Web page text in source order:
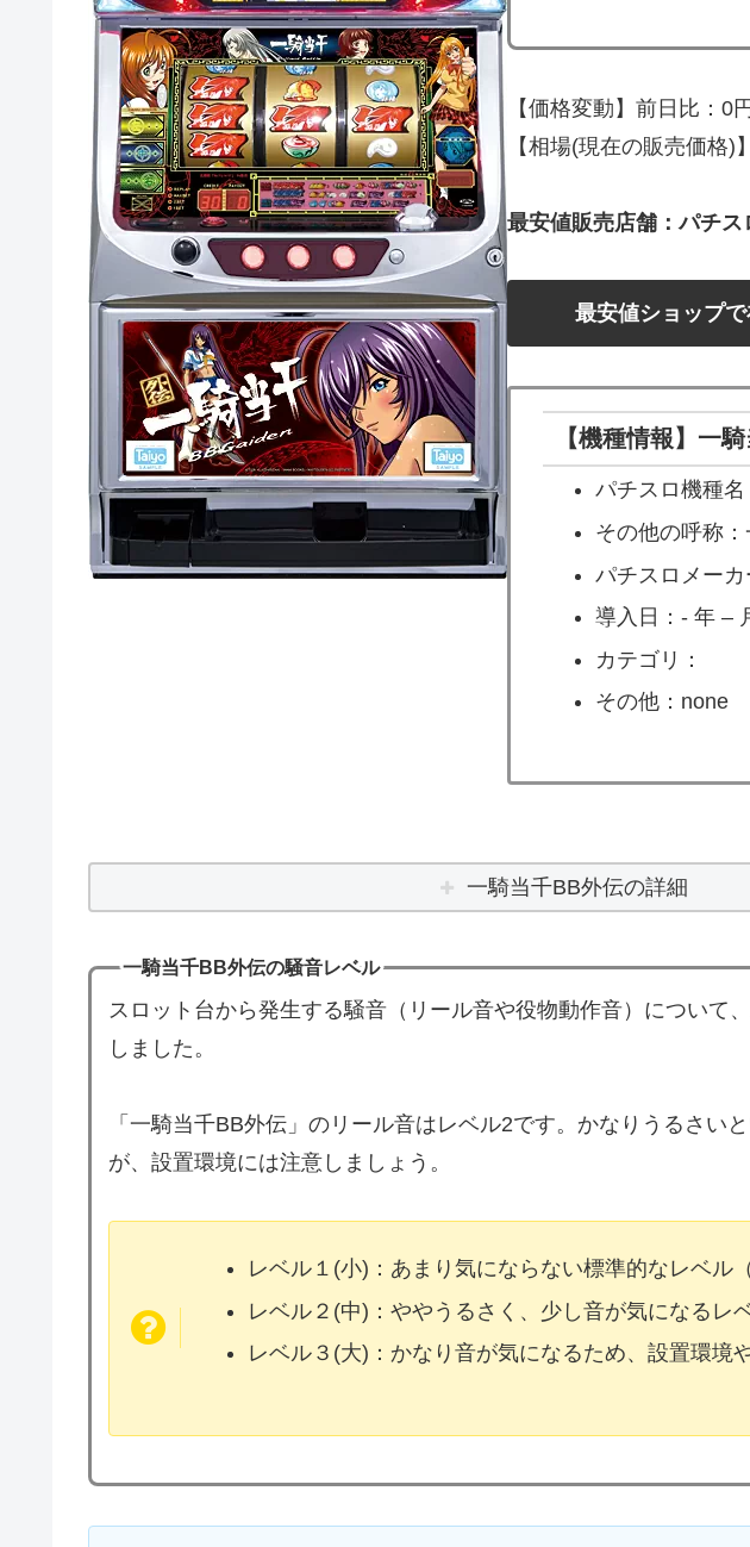
【価格変動】前日比：0
【相場(現在の販売価格)
最安値販売店舗：パチス
最安値ショップ
【機種情報】一
パチスロ機種
その他の呼称
パチスロメー
導入日：- 年 –
カテゴリ：
その他：none
一騎当千BB外伝の詳細
一騎当千BB外伝の騒音レベル
スロット台から発生する騒音（リール音や役物動作音）について
しました。
「一騎当千BB外伝」のリール音はレベル2です。かなりうるさい
が、設置環境には注意しましょう。
レベル１(小)：あまり気にならない標準的なレベル
レベル２(中)：ややうるさく、少し音が気になるレ
レベル３(大)：かなり音が気になるため、設置環境